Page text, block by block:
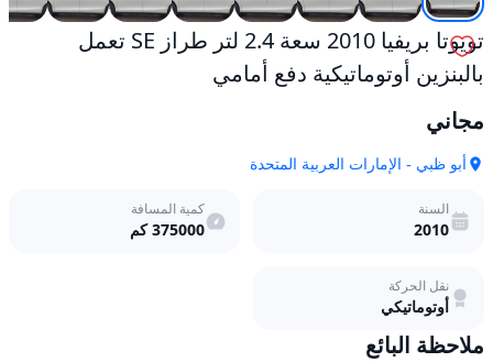
تويوتا بريفيا 2010 سعة 2.4 لتر طراز SE تعمل
بالبنزين أوتوماتيكية دفع أمامي
مجاني
أبو ظبي - الإمارات العربية المتحدة
السنة
2010
كمية المسافة
375000كم
نقل الحركة
أوتوماتيكي
ملاحظة البائع